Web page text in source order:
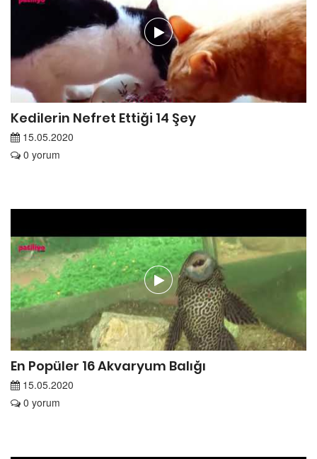
Kedilerin Nefret Ettiği 14 Şey
15.05.2020
0 yorum
En Popüler 16 Akvaryum Balığı
15.05.2020
0 yorum